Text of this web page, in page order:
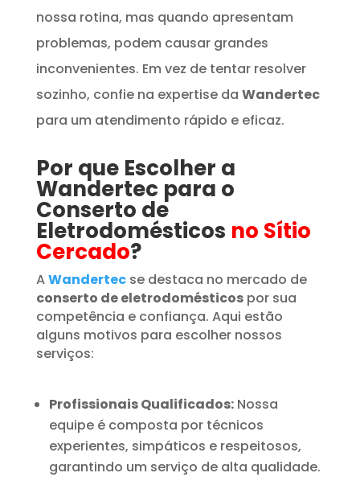
nossa rotina, mas quando apresentam
problemas, podem causar grandes
inconvenientes. Em vez de tentar resolver
sozinho, confie na expertise da Wandertec
para um atendimento rápido e eficaz.
Por que Escolher a
Wandertec para o
Conserto de
Eletrodomésticos no Sítio
Cercado?
AWandertecse destaca no mercado de
conserto de eletrodomésticospor sua
competência e confiança. Aqui estão
alguns motivos para escolher nossos
serviços:
Profissionais Qualificados:Nossa
equipe é composta por técnicos
experientes, simpáticos e respeitosos,
garantindo um serviço de alta qualidade.